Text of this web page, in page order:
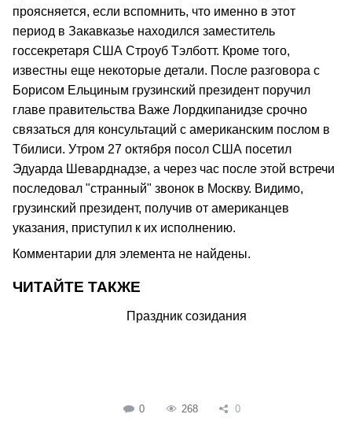
проясняется, если вспомнить, что именно в этот
период в Закавказье находился заместитель
госсекретаря США Строуб Тэлботт. Кроме того,
известны еще некоторые детали. После разговора с
Борисом Ельциным грузинский президент поручил
главе правительства Важе Лордкипанидзе срочно
связаться для консультаций с американским послом в
Тбилиси. Утром 27 октября посол США посетил
Эдуарда Шеварднадзе, а через час после этой встречи
последовал "странный" звонок в Москву. Видимо,
грузинский президент, получив от американцев
указания, приступил к их исполнению.
Комментарии для элемента не найдены.
ЧИТАЙТЕ ТАКЖЕ
Праздник созидания
0 268 0